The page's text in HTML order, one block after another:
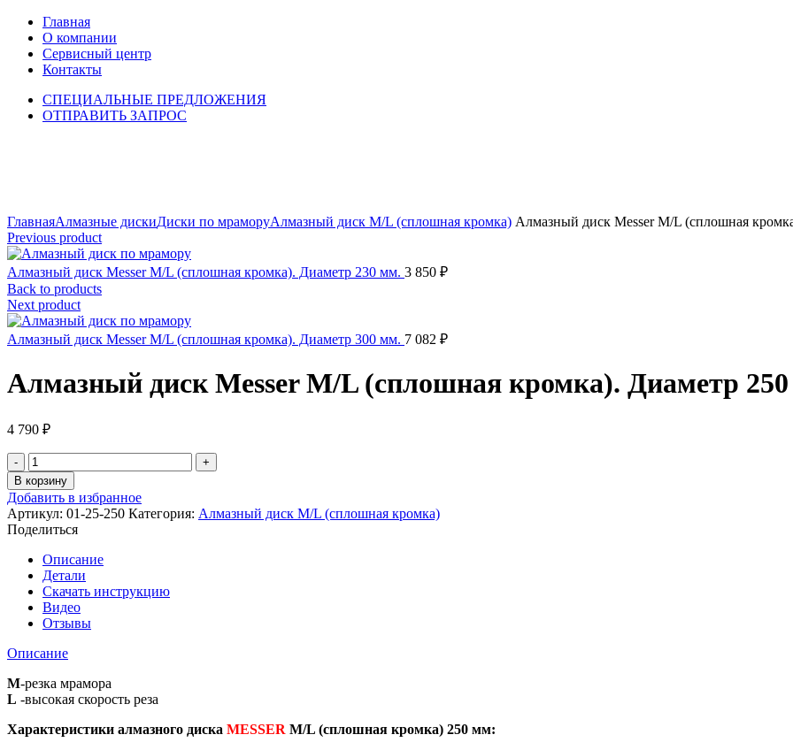
Главная
О компании
Сервисный центр
Контакты
СПЕЦИАЛЬНЫЕ ПРЕДЛОЖЕНИЯ
ОТПРАВИТЬ ЗАПРОС
ГлавнаяАлмазные дискиДиски по мраморуАлмазный диск M/L (сплошная кромка) Алмазный диск Messer M/L (сплошная
Previous product
Алмазный диск Messer M/L (сплошная кромка). Диаметр 230 мм. 3 850 ₽
Back to products
Next product
Алмазный диск Messer M/L (сплошная кромка). Диаметр 300 мм. 7 082 ₽
Алмазный диск Messer M/L (сплошная кромка). Диаметр
4 790 ₽
Количество
товара
Алмазный
диск
Messer
M/L
(сплошная
кромка).
Диаметр
250
мм.
В корзину
Добавить в избранное
Артикул: 01-25-250 Категория: Алмазный диск M/L (сплошная кромка)
Поделиться
Описание
Детали
Скачать инструкцию
Видео
Отзывы
Описание
M-резка мрамора
L -высокая скорость реза
Характеристики алмазного диска MESSER M/L (сплошная кромка) 250 мм: